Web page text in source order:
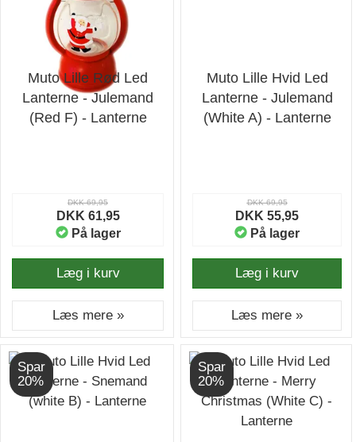
Muto Lille Rød Led
Lanterne - Julemand
(Red F) - Lanterne
DKK 69,95
DKK 61,95
På lager
Læg i kurv
Læs mere »
Muto Lille Hvid Led
Lanterne - Julemand
(White A) - Lanterne
DKK 69,95
DKK 55,95
På lager
Læg i kurv
Læs mere »
Spar
20%
Spar
20%